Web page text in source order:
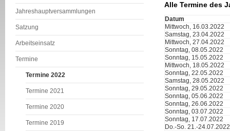
Jahreshauptversammlungen
Satzung
Arbeitseinsatz
Termine
Termine 2022
Termine 2021
Termine 2020
Termine 2019
Alle Termine des
Datum
Mittwoch, 16.03.2022
Samstag, 23.04.2022
Mittwoch, 27.04.2022
Sonntag, 08.05.2022
Sonntag, 15.05.2022
Mittwoch, 18.05.2022
Sonntag, 22.05.2022
Samstag, 28.05.2022
Sonntag, 29.05.2022
Sonntag, 05.06.2022
Sonntag, 26.06.2022
Sonntag, 03.07.2022
Sonntag, 17.07.2022
Do.-So. 21.-24.07.2022